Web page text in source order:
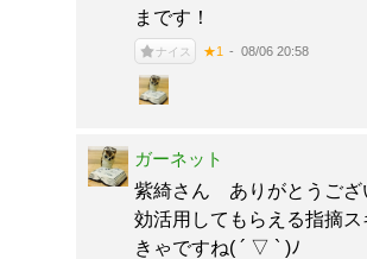
まです！
ナイス ★1 08/06 20:58
ガーネット
紫綺さん ありがとうござ
効活用してもらえる指摘
きゃですね( ´ ▽ ` )ﾉ